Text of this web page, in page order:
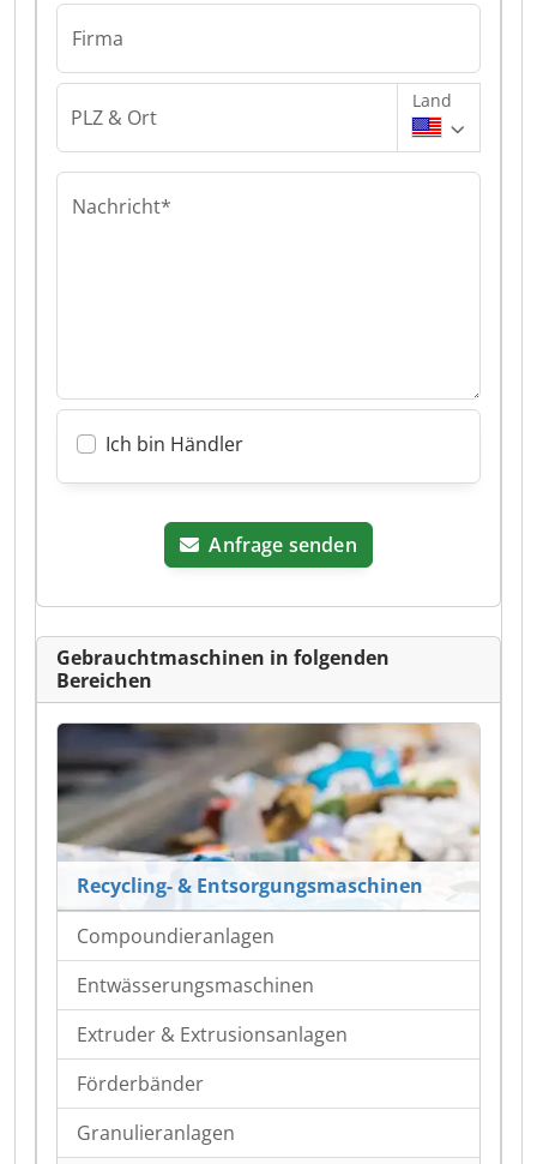
Firma
PLZ & Ort
Land
Nachricht*
Ich bin Händler
Anfrage senden
Gebrauchtmaschinen in folgenden
Bereichen
Recycling- & Entsorgungsmaschinen
Compoundieranlagen
Entwässerungsmaschinen
Extruder & Extrusionsanlagen
Förderbänder
Granulieranlagen